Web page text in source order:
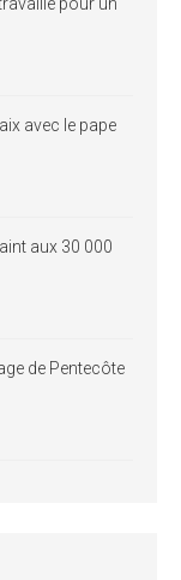
avec le pape
aux 30 000
de Pentecôte